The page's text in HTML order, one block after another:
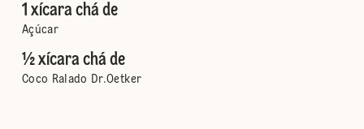
1 xícara chá de
Açúcar
½ xícara chá de
Coco Ralado Dr.Oetker